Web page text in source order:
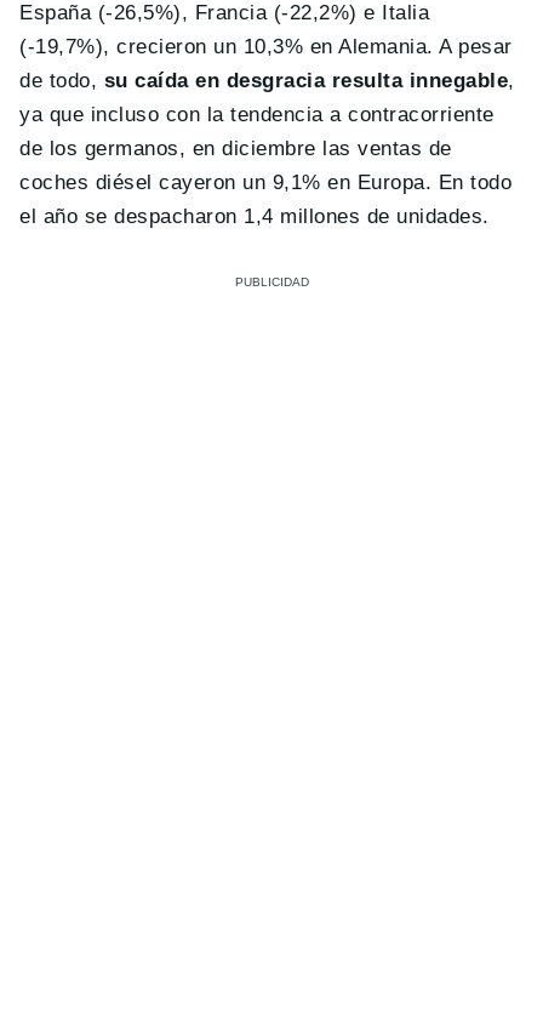
España (-26,5%), Francia (-22,2%) e Italia
(-19,7%), crecieron un 10,3% en Alemania. A pesar
de todo, su caída en desgracia resulta innegable,
ya que incluso con la tendencia a contracorriente
de los germanos, en diciembre las ventas de
coches diésel cayeron un 9,1% en Europa. En todo
el año se despacharon 1,4 millones de unidades.